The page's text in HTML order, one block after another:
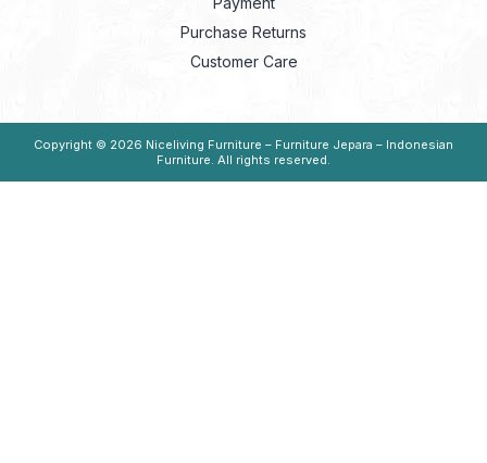
Purchase Returns
Customer Care
Copyright © 2026 Niceliving Furniture – Furniture Jepara – Indonesian
Furniture. All rights reserved.